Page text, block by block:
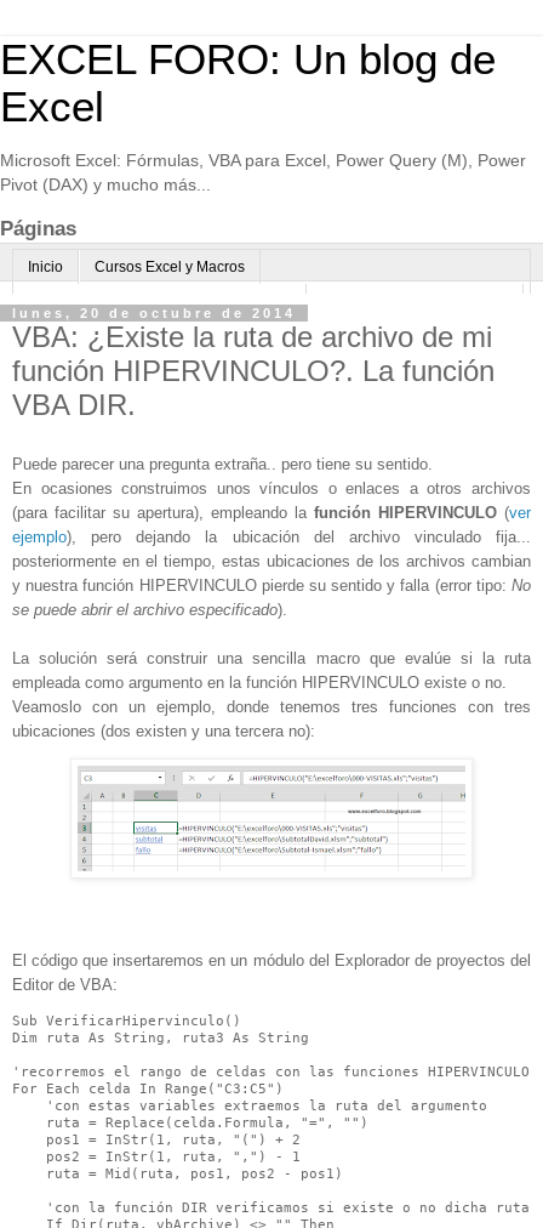
EXCEL FORO: Un blog de
Excel
Microsoft Excel: Fórmulas, VBA para Excel, Power Query (M), Power
Pivot (DAX) y mucho más...
Páginas
Inicio Cursos Excel y Macros
Excel Avanzado online-Microsoft Teams
Normas de uso Algo sobre mi
lunes, 20 de octubre de 2014
VBA: ¿Existe la ruta de archivo de mi
función HIPERVINCULO?. La función
VBA DIR.
Puede parecer una pregunta extraña.. pero tiene su sentido.
En ocasiones construimos unos vínculos o enlaces a otros archivos
(para facilitar su apertura), empleando la función HIPERVINCULO (ver
ejemplo), pero dejando la ubicación del archivo vinculado fija...
posteriormente en el tiempo, estas ubicaciones de los archivos cambian
y nuestra función HIPERVINCULO pierde su sentido y falla (error tipo: No
se puede abrir el archivo especificado).
La solución será construir una sencilla macro que evalúe si la ruta
empleada como argumento en la función HIPERVINCULO existe o no.
Veamoslo con un ejemplo, donde tenemos tres funciones con tres
ubicaciones (dos existen y una tercera no):
El código que insertaremos en un módulo del Explorador de proyectos del
Editor de VBA:
Sub VerificarHipervinculo()
Dim ruta As String, ruta3 As String
'recorremos el rango de celdas con las funciones HIPERVINCULO
For Each celda In Range("C3:C5")
    'con estas variables extraemos la ruta del argumento
    ruta = Replace(celda.Formula, "=", "")
    pos1 = InStr(1, ruta, "(") + 2
    pos2 = InStr(1, ruta, ",") - 1
    ruta = Mid(ruta, pos1, pos2 - pos1)
    'con la función DIR verificamos si existe o no dicha ruta
    If Dir(ruta, vbArchive) <> "" Then